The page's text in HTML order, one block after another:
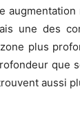
une des
plus
que
aussi